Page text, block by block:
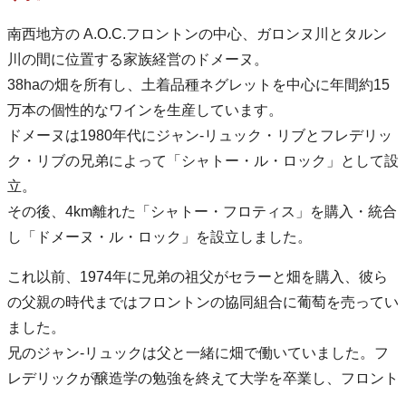
南西地方の A.O.C.フロントンの中心、ガロンヌ川とタルン
川の間に位置する家族経営のドメーヌ。
38haの畑を所有し、土着品種ネグレットを中心に年間約15
万本の個性的なワインを生産しています。
ドメーヌは1980年代にジャン-リュック・リブとフレデリッ
ク・リブの兄弟によって「シャトー・ル・ロック」として設
立。
その後、4km離れた「シャトー・フロティス」を購入・統合
し「ドメーヌ・ル・ロック」を設立しました。
これ以前、1974年に兄弟の祖父がセラーと畑を購入、彼ら
の父親の時代まではフロントンの協同組合に葡萄を売ってい
ました。
兄のジャン-リュックは父と一緒に畑で働いていました。フ
レデリックが醸造学の勉強を終えて大学を卒業し、フロント